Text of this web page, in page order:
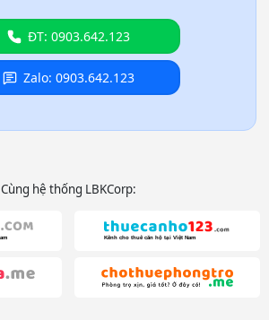
ĐT: 0903.642.123
Zalo: 0903.642.123
Cùng hệ thống LBKCorp: